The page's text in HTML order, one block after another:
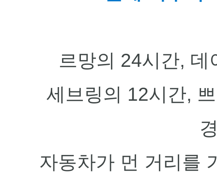
르망의 24시간,
세브링의 12시간,
자동차가 먼 거리를